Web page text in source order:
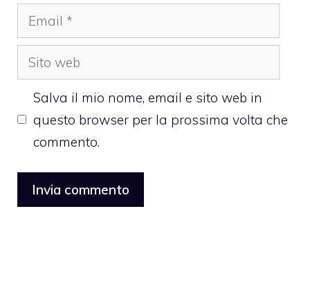
Email
Sito
web
Salva il mio nome, email e sito web in
questo browser per la prossima volta che
commento.